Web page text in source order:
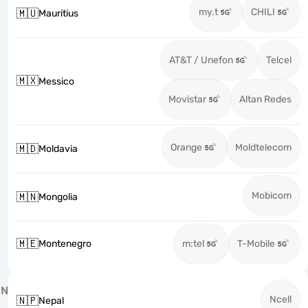
🇲🇺Mauritius my.t CHILI
🇲🇽Messico
AT&T / Unefon Telcel
Movistar Altan Redes
🇲🇩Moldavia Orange Moldtelecom
🇲🇳Mongolia Mobicom
🇲🇪Montenegro m:tel T-Mobile
N
🇳🇵Nepal Ncell